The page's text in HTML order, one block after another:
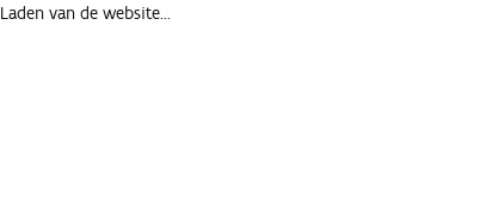
Laden van de website...